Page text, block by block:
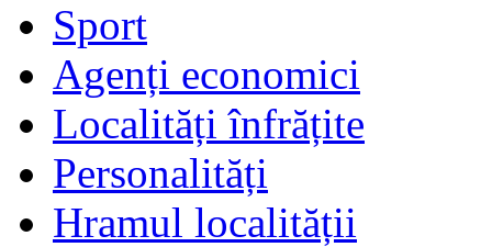
Sport
Agenți economici
Localități înfrățite
Personalități
Hramul localității